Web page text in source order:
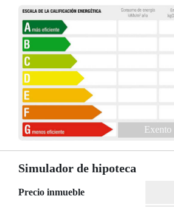
Exento
Simulador de hipoteca
Precio inmueble